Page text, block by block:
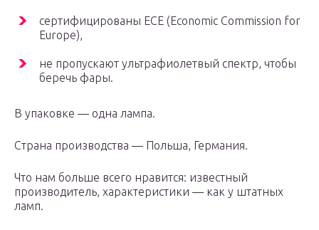
сертифицированы ECE (Economic Commission for
Europe),
не пропускают ультрафиолетвый спектр, чтобы
беречь фары.
В упаковке — одна лампа.
Страна производства — Польша, Германия.
Что нам больше всего нравится: известный
производитель, характеристики — как у штатных
ламп.